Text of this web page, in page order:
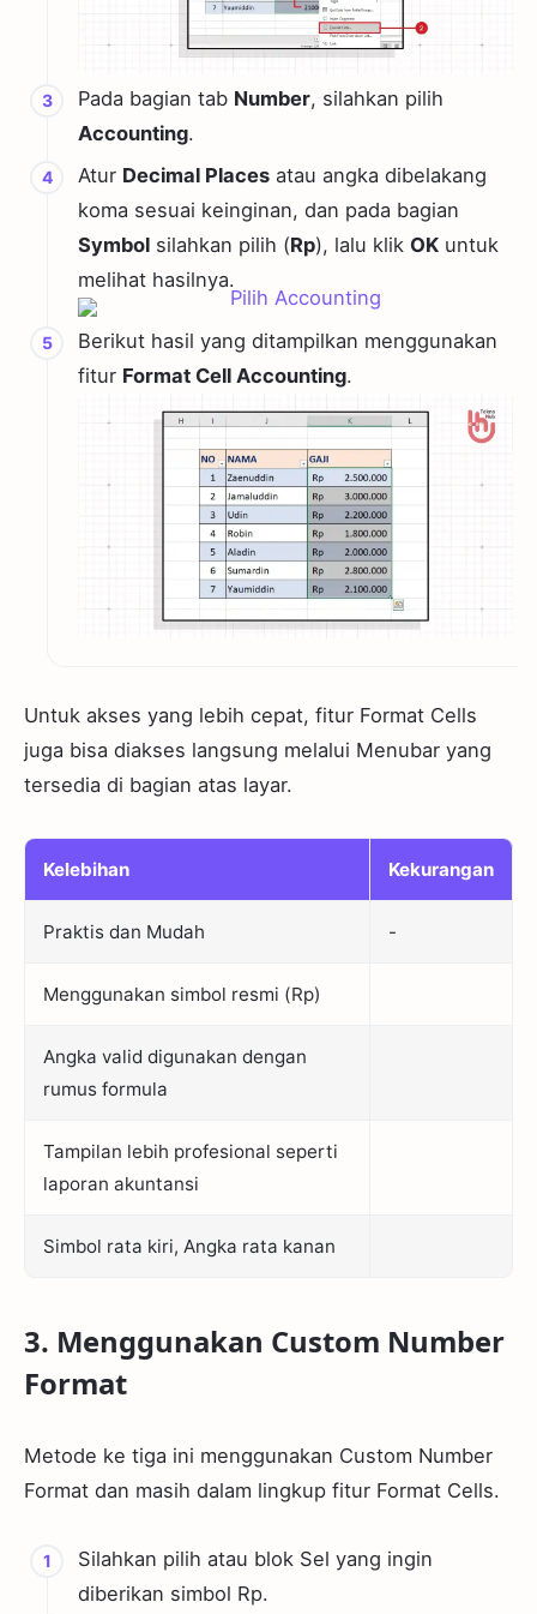
Pada bagian tab Number, silahkan pilih
Accounting.
Atur Decimal Places atau angka dibelakang
koma sesuai keinginan, dan pada bagian
Symbol silahkan pilih (Rp), lalu klik OK untuk
melihat hasilnya.
Berikut hasil yang ditampilkan menggunakan
fitur Format Cell Accounting.
Untuk akses yang lebih cepat, fitur Format Cells
juga bisa diakses langsung melalui Menubar yang
tersedia di bagian atas layar.
Kelebihan Kekurangan
Praktis dan Mudah -
Menggunakan simbol resmi (Rp)
Angka valid digunakan dengan
rumus formula
Tampilan lebih profesional seperti
laporan akuntansi
Simbol rata kiri, Angka rata kanan
3. Menggunakan Custom Number
Format
Metode ke tiga ini menggunakan Custom Number
Format dan masih dalam lingkup fitur Format Cells.
Silahkan pilih atau blok Sel yang ingin
diberikan simbol Rp.